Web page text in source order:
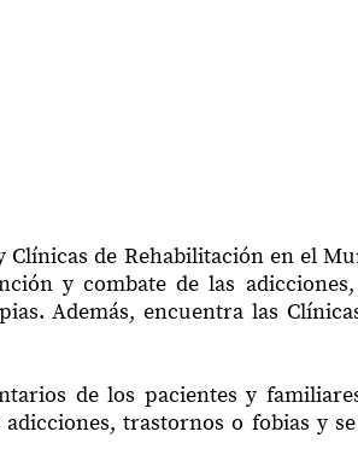
de Rehabilitación en el
y combate de las
Además, encuentra las
de los pacientes y
trastornos o fobias y